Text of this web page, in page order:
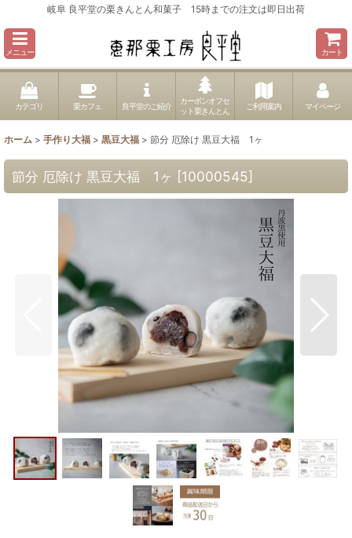
岐阜 良平堂の栗きんとん和菓子 15時までの注文は即日出荷
メニュー カート
カテゴリ 栗カフェ 良平堂のご紹介
カーボンオフセ
ット栗きんとん
ご利用案内 マイページ
ホーム > 手作り大福 > 黒豆大福 > 節分 厄除け 黒豆大福 1ヶ
節分 厄除け 黒豆大福 1ヶ [10000545]